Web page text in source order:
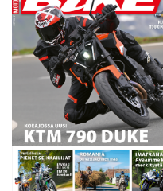
Tampereella ja torstaina 7.6.
Turussa perjantain 8.6.
Prätkällä töihin -päivästä.
Silloin…